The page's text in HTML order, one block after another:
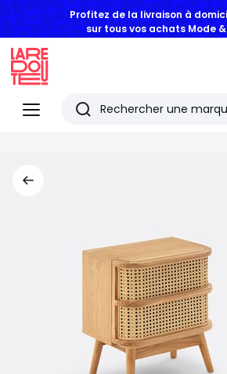
Profitez de la livraison à
sur tous vos achats Mode
Menu
Redoute
Rechercher